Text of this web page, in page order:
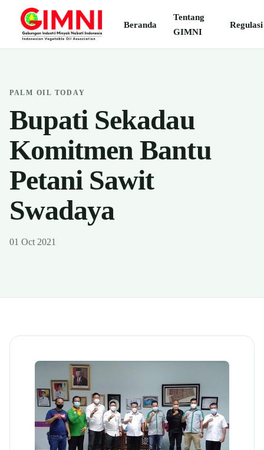
Beranda
Tentang
GIMNI
Regulasi
PALM OIL TODAY
Bupati Sekadau
Komitmen Bantu
Petani Sawit
Swadaya
01 Oct 2021